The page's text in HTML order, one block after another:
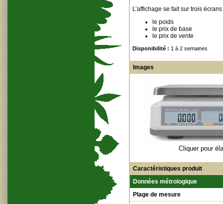
L’affichage se fait sur trois
le poids
le prix de base
le prix de vente
Disponibilité : 1 à 2 semaines
Images
Cliquer pour
Caractéristiques produit
Données métrologique
Plage de mesure